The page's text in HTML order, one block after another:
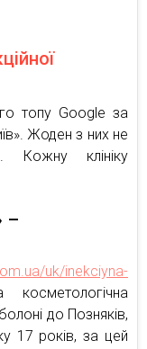
топу Google за
Жоден з них не
Кожну клініку
–
uk/inekciyna-
до Позняків,
17 років, за цей